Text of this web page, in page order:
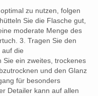
zu nutzen, folgen
Sie die Flasche gut,
moderate Menge des
3. Tragen Sie den
auf die
Sie ein zweites, trockenes
und den Glanz
für besonders
Detailer kann auf allen